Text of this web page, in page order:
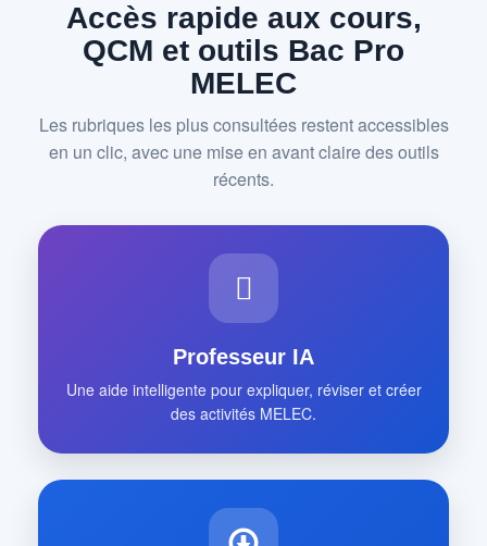
Accès rapide aux cours,
QCM et outils Bac Pro
MELEC
Les rubriques les plus consultées restent accessibles
en un clic, avec une mise en avant claire des outils
récents.
Professeur IA
Une aide intelligente pour expliquer, réviser et créer
des activités MELEC.